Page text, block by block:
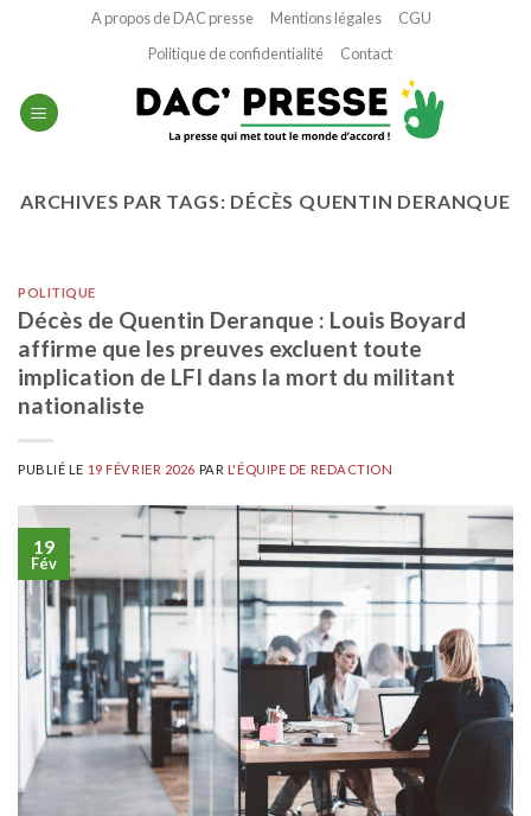
A propos de DAC presse Mentions légales
CGU
Politique de confidentialité
Contact
ARCHIVES PAR TAGS: DÉCÈS QUENTIN DERANQUE
POLITIQUE
Décès de Quentin Deranque : Louis Boyard
affirme que les preuves excluent toute
implication de LFI dans la mort du militant
nationaliste
PUBLIÉ LE 19 FÉVRIER 2026 PAR L'ÉQUIPE DE REDACTION
19
Fév